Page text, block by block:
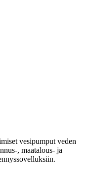
vesipumput veden
, maatalous- ja